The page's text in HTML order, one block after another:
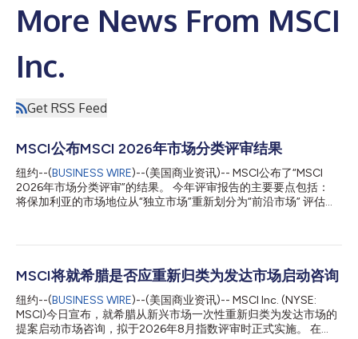
More News From MSCI
Inc.
Get RSS Feed
MSCI公布MSCI 2026年市场分类评审结果
纽约--(BUSINESS WIRE)--(美国商业资讯)-- MSCI公布了“MSCI
2026年市场分类评审”的结果。 今年评审报告的主要要点包括：
将保加利亚的市场地位从“独立市场”重新划分为“前沿市场” 评估印
切实进展，未来仍有可能就如何妥善处理这两个市场的问题进行磋
限制，可能会引发关于将该国市场地位从“前沿市场”重新分类为“独
准入性的各项措施的实施情况 关于在2027年5月指数评审中将希
腊市场地位从“新兴市场”重新分类为“发达市场”的提醒 市场分类与
分类标准部门主管Raman Aylur Subramanian表示，”MSCI市场分
MSCI将就希腊是否应重新归类为发达市场启动咨询
纽约--(BUSINESS WIRE)--(美国商业资讯)-- MSCI Inc. (NYSE:
MSCI)今日宣布，就希腊从新兴市场一次性重新归类为发达市场的
提案启动市场咨询，拟于2026年8月指数评审时正式实施。 在